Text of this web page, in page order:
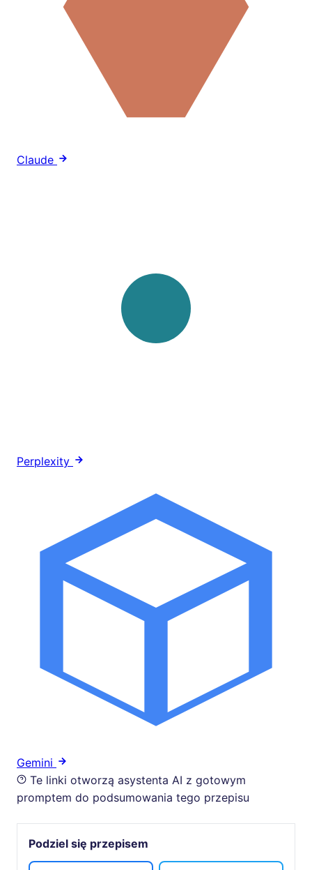
Claude
Perplexity
Gemini
Te linki otworzą asystenta AI z gotowym
promptem do podsumowania tego przepisu
Podziel się przepisem